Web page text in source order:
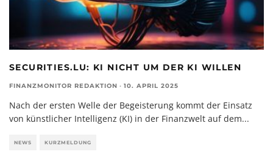
SECURITIES.LU: KI NICHT UM DER KI WILLEN
FINANZMONITOR REDAKTION · 10. APRIL 2025
Nach der ersten Welle der Begeisterung kommt der Einsatz
von künstlicher Intelligenz (KI) in der Finanzwelt auf dem...
NEWS KURZMELDUNG